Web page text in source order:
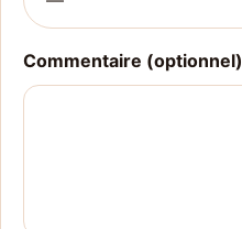
Commentaire (optionnel)